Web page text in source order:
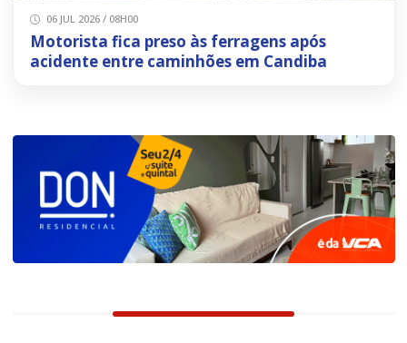
06 JUL 2026 / 08H00
Motorista fica preso às ferragens após
acidente entre caminhões em Candiba